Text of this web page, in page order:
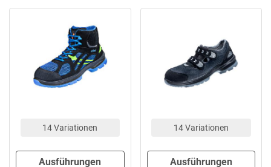
14 Variationen
Ausführungen
14 Variationen
Ausführungen